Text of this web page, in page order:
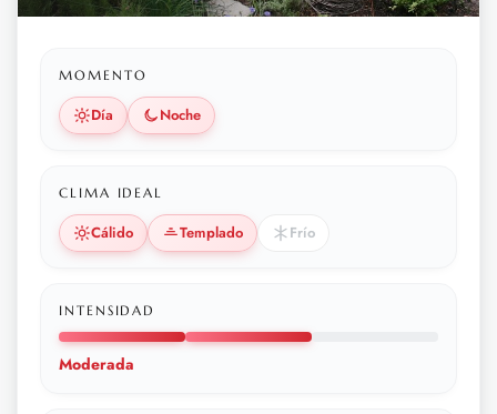
MOMENTO
Día Noche
CLIMA IDEAL
Cálido Templado Frío
INTENSIDAD
Moderada